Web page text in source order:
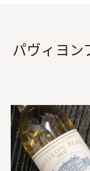
パヴィヨン